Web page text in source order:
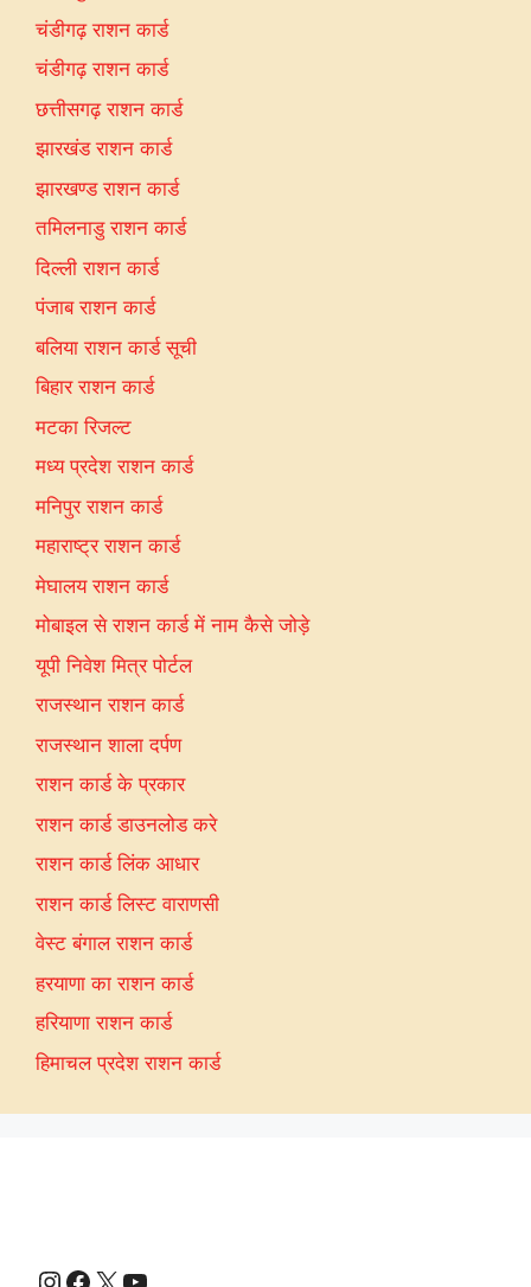
चंडीगढ़ राशन कार्ड
चंडीगढ़ राशन कार्ड
छत्तीसगढ़ राशन कार्ड
झारखंड राशन कार्ड
झारखण्ड राशन कार्ड
तमिलनाडु राशन कार्ड
दिल्ली राशन कार्ड
पंजाब राशन कार्ड
बलिया राशन कार्ड सूची
बिहार राशन कार्ड
मटका रिजल्ट
मध्य प्रदेश राशन कार्ड
मनिपुर राशन कार्ड
महाराष्ट्र राशन कार्ड
मेघालय राशन कार्ड
मोबाइल से राशन कार्ड में नाम कैसे जोड़े
यूपी निवेश मित्र पोर्टल
राजस्थान राशन कार्ड
राजस्थान शाला दर्पण
राशन कार्ड के प्रकार
राशन कार्ड डाउनलोड करे
राशन कार्ड लिंक आधार
राशन कार्ड लिस्ट वाराणसी
वेस्ट बंगाल राशन कार्ड
हरयाणा का राशन कार्ड
हरियाणा राशन कार्ड
हिमाचल प्रदेश राशन कार्ड
Instagram
Facebook
X YouTube